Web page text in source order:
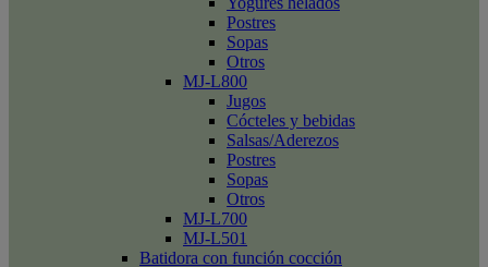
Postres
Sopas
Otros
MJ-L800
Jugos
Cócteles y bebidas
Salsas/Aderezos
Postres
Sopas
Otros
MJ-L700
MJ-L501
Batidora con función cocción